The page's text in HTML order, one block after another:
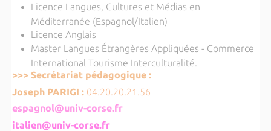
Licence Langues, Cultures et Médias en
Méditerranée (Espagnol/Italien)
Licence Anglais
Master Langues Étrangères Appliquées - Commerce
International Tourisme Interculturalité.
>>> Secrétariat pédagogique :
Joseph PARIGI : 04.20.20.21.56
espagnol@univ-corse.fr
italien@univ-corse.fr